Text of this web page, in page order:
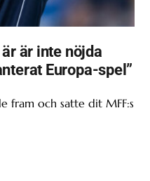
är inte nöjda
Europa-spel”
fram och satte dit MFF:s